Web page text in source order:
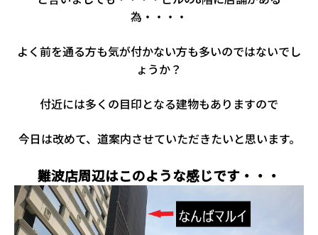
為・・・・
よく前を通る方も気が付かない方も多いのではないでし
ょうか？
付近には多くの目印となる建物もありますので
今日は改めて、道案内させていただきたいと思います。
難波店周辺はこのような感じです・・・